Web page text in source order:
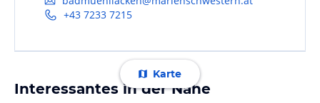
+43 7233 7215
Karte
Interessantes in der Nähe